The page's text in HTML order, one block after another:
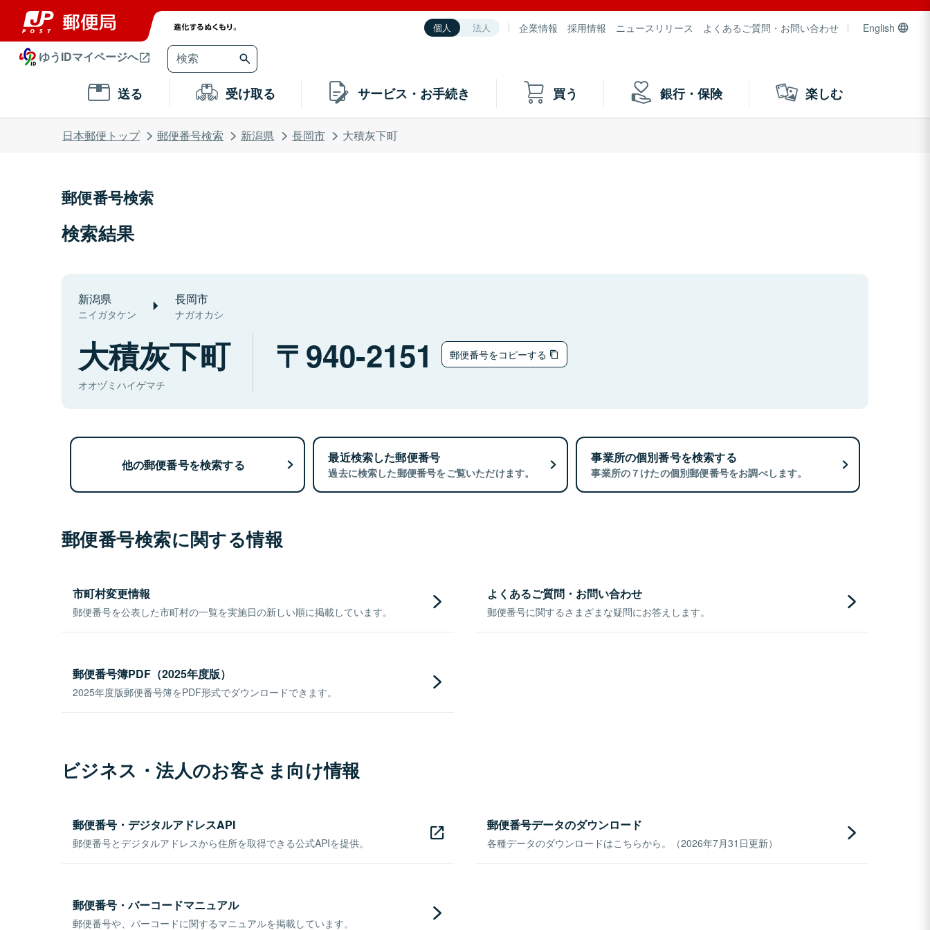
個人 法人 企業情報 採用情報 ニュースリリース よくあるご質問・お問い合わせ English
ゆうIDマイページへ
送る 受け取る サービス・お手続き 買う 銀行・保険 楽しむ
日本郵便トップ 郵便番号検索 新潟県 長岡市 大積灰下町
郵便番号検索
検索結果
新潟県
ニイガタケン
長岡市
ナガオカシ
大積灰下町
オオヅミハイゲマチ
940-2151 郵便番号をコピーする
他の郵便番号を検索する 最近検索した郵便番号
過去に検索した郵便番号をご覧いただけます。
事業所の個別番号を検索する
事業所の７けたの個別郵便番号をお調べします。
郵便番号検索に関する情報
市町村変更情報
郵便番号を公表した市町村の一覧を実施日の新しい順に掲載しています。
よくあるご質問・お問い合わせ
郵便番号に関するさまざまな疑問にお答えします。
郵便番号簿PDF（2025年度版）
2025年度版郵便番号簿をPDF形式でダウンロードできます。
ビジネス・法人のお客さま向け情報
郵便番号・デジタルアドレスAPI
郵便番号とデジタルアドレスから住所を取得できる公式APIを提供。
郵便番号データのダウンロード
各種データのダウンロードはこちらから。（2026年7月31日更新）
郵便番号・バーコードマニュアル
郵便番号や、バーコードに関するマニュアルを掲載しています。